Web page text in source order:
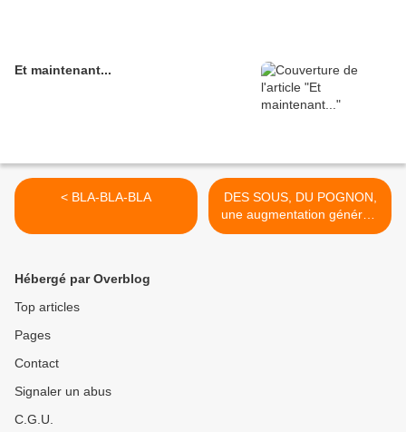
Et maintenant...
< BLA-BLA-BLA
DES SOUS, DU POGNON,
une augmentation générale
>
Hébergé par Overblog
Top articles
Pages
Contact
Signaler un abus
C.G.U.